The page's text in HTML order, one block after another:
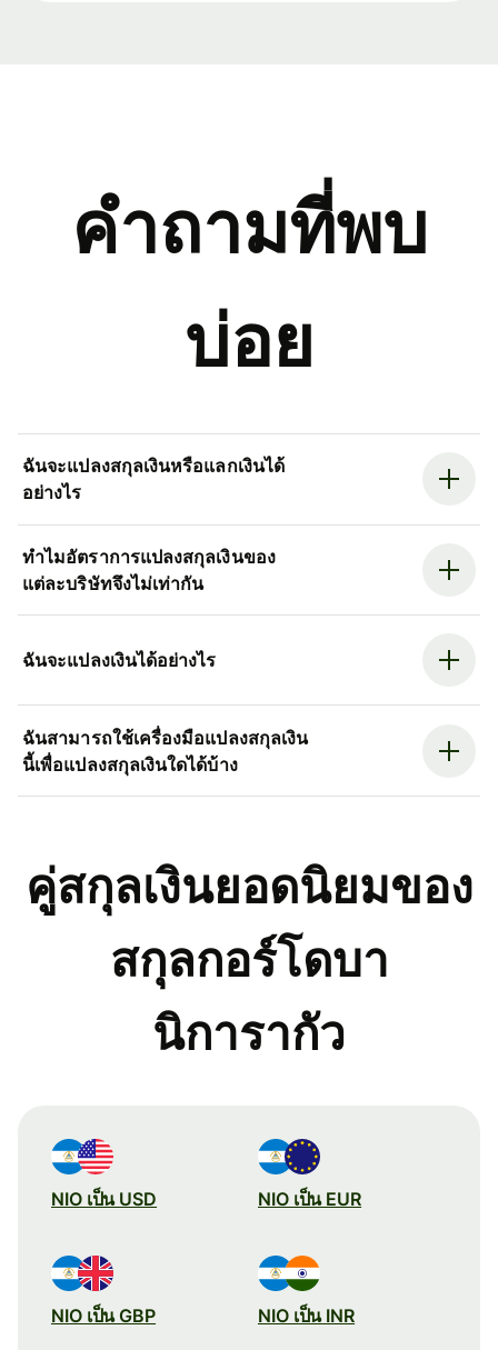
คำถามที่พบ
บ่อย
ฉันจะแปลงสกุลเงินหรือแลกเงินได้
อย่างไร
ทำไมอัตราการแปลงสกุลเงินของ
แต่ละบริษัทจึงไม่เท่ากัน
ฉันจะแปลงเงินได้อย่างไร
ฉันสามารถใช้เครื่องมือแปลงสกุลเงิน
นี้เพื่อแปลงสกุลเงินใดได้บ้าง
คู่สกุลเงินยอดนิยมของ
สกุลกอร์โดบา
นิการากัว
NIO เป็น USD NIO เป็น EUR
NIO เป็น GBP NIO เป็น INR